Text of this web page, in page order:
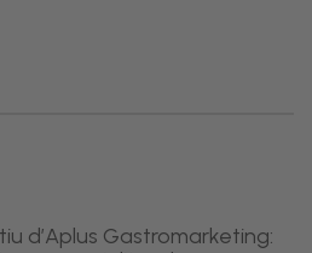
d’Aplus Gastromarketing: